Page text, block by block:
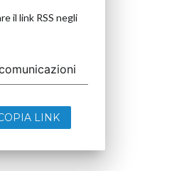
il link RSS negli
LINK